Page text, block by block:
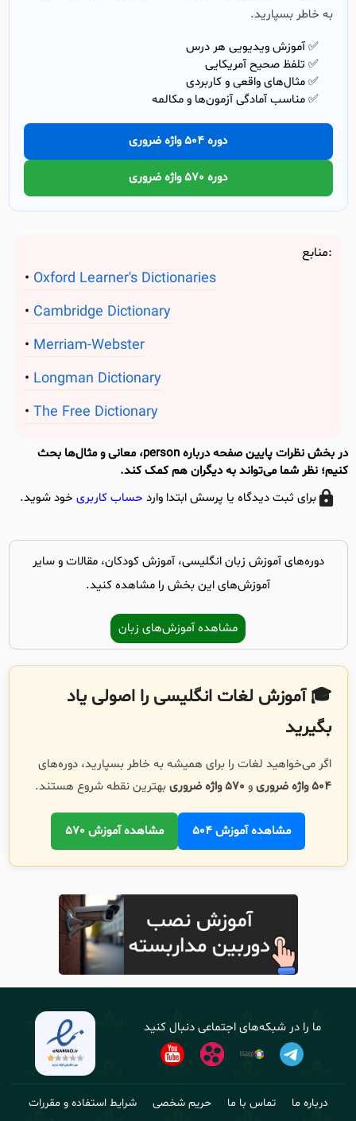
به خاطر بسپارید.
✅ آموزش ویدیویی هر درس
✅ تلفظ صحیح آمریکایی
✅ مثال‌های واقعی و کاربردی
✅ مناسب آمادگی آزمون‌ها و مکالمه
دوره 504 واژه ضروری
دوره 570 واژه ضروری
منابع:
Oxford Learner's Dictionaries
Cambridge Dictionary
Merriam-Webster
Longman Dictionary
The Free Dictionary
در بخش نظرات پایین صفحه درباره person، معانی و مثال‌ها بحث
کنیم؛ نظر شما می‌تواند به دیگران هم کمک کند.
برای ثبت دیدگاه یا پرسش ابتدا وارد حساب کاربری خود شوید.
دوره‌های آموزش زبان انگلیسی، آموزش کودکان، مقالات و سایر
آموزش‌های این بخش را مشاهده کنید.
مشاهده آموزش‌های زبان
🎓 آموزش لغات انگلیسی را اصولی یاد
بگیرید
اگر می‌خواهید لغات را برای همیشه به خاطر بسپارید، دوره‌های
504 واژه ضروری
و 570 واژه ضروری بهترین نقطه شروع هستند.
مشاهده آموزش 504 مشاهده آموزش 570
ما را در شبکه‌های اجتماعی دنبال کنید
درباره ما تماس با ما حریم شخصی شرایط استفاده و مقررات